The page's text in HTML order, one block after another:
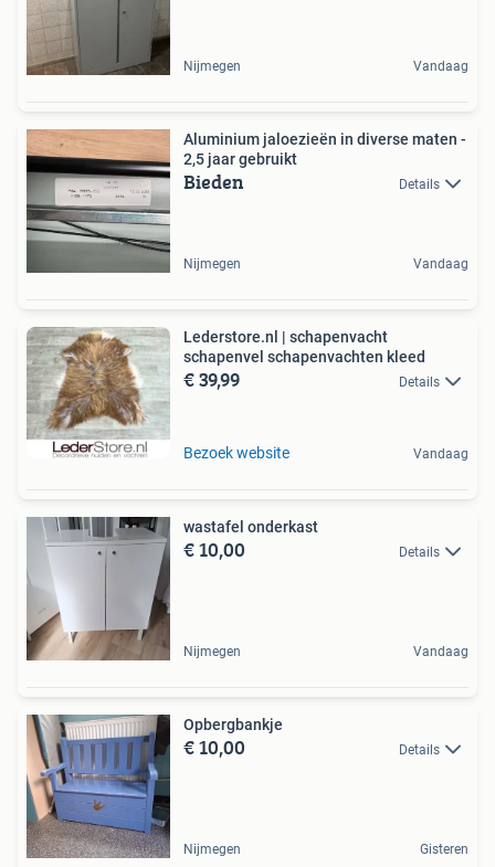
Nijmegen Vandaag
Aluminium jaloezieën in diverse maten -
2,5 jaar gebruikt
Bieden Details
Nijmegen Vandaag
Lederstore.nl | schapenvacht
schapenvel schapenvachten kleed
€ 39,99 Details
Bezoek website Vandaag
wastafel onderkast
€ 10,00 Details
Nijmegen Vandaag
Opbergbankje
€ 10,00 Details
Nijmegen Gisteren